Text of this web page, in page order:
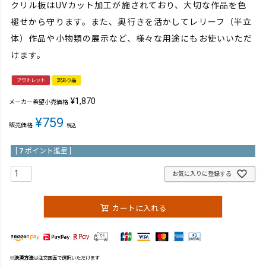
クリル板はUVカット加工が施されており、大切な作品を色
褪せから守ります。また、奥行きを活かしてレリーフ（半立
体）作品や小物類の展示など、様々な用途にもお使いいただ
けます。
アウトレット 訳あり品
メーカー希望小売価格 ¥1,870
販売価格 ¥759 税込
7 ポイント進呈 ]
お気に入りに登録する
カートに入れる
※決済方法は注文画面で選択いただけます